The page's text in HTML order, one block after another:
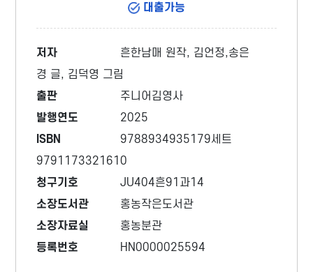
대출가능
저자
흔한남매 원작, 김언정,송은
경 글, 김덕영 그림
출판
주니어김영사
발행연도
2025
ISBN
9788934935179세트
9791173321610
청구기호
JU404흔91과14
소장도서관
홍농작은도서관
소장자료실
홍농분관
등록번호
HN0000025594